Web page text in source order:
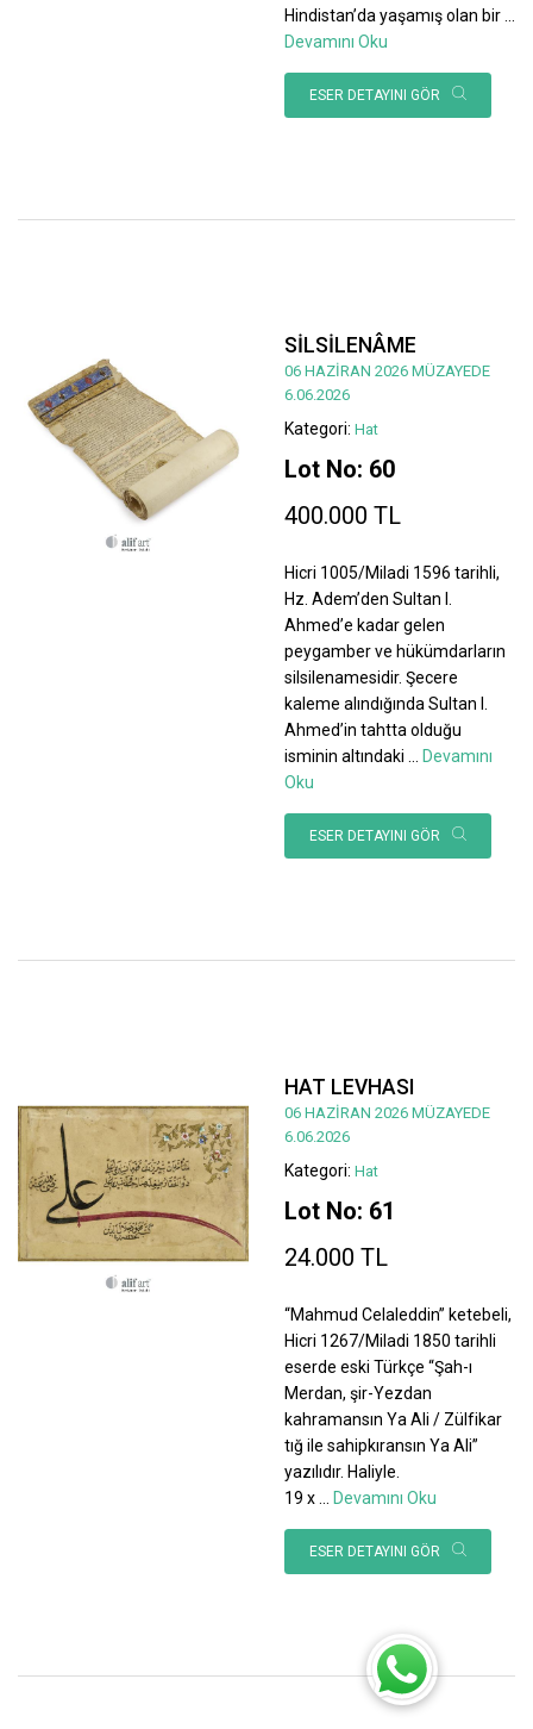
Hindistan’da yaşamış olan bir
Devamını Oku
ESER DETAYINI GÖR
SİLSİLENÂME
06 HAZİRAN 2026 MÜZAYEDE
6.06.2026
Kategori: Hat
Lot No: 60
400.000 TL
Hicri 1005/Miladi 1596 tarihli,
Hz. Adem’den Sultan I.
Ahmed’e kadar gelen
peygamber ve hükümdarların
silsilenamesidir. Şecere
kaleme alındığında Sultan I.
Ahmed’in tahtta olduğu
isminin altındaki
Devamını
Oku
ESER DETAYINI GÖR
HAT LEVHASI
06 HAZİRAN 2026 MÜZAYEDE
6.06.2026
Kategori: Hat
Lot No: 61
24.000 TL
“Mahmud Celaleddin” ketebeli,
Hicri 1267/Miladi 1850 tarihli
eserde eski Türkçe “Şah-ı
Merdan, şir-Yezdan
kahramansın Ya Ali / Zülfikar
tığ ile sahipkıransın Ya Ali”
yazılıdır. Haliyle.
19 x
Devamını Oku
ESER DETAYINI GÖR